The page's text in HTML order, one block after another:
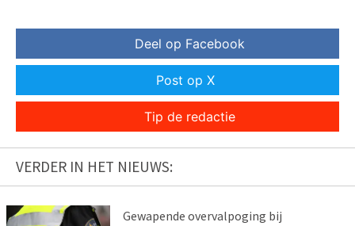
Deel op Facebook
Post op X
Tip de redactie
VERDER IN HET NIEUWS:
Gewapende overvalpoging bij